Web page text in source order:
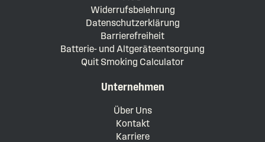
Widerrufsbelehrung
Datenschutzerklärung
Barrierefreiheit
Batterie- und Altgeräteentsorgung
Quit Smoking Calculator
Unternehmen
Über Uns
Kontakt
Karriere